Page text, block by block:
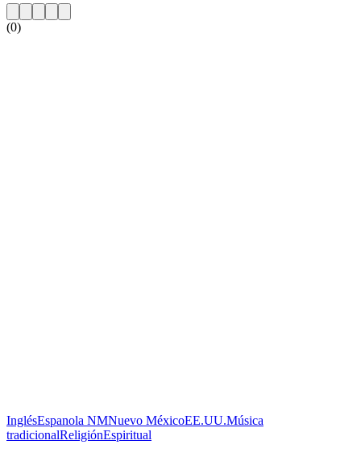
(0)
InglésEspanola NMNuevo MéxicoEE.UU.Música
tradicionalReligiónEspiritual